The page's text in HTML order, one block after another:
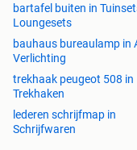
bartafel buiten in
Loungesets
bauhaus bureaulamp in
Verlichting
trekhaak peugeot 508 in
Trekhaken
lederen schrijfmap in
Schrijfwaren